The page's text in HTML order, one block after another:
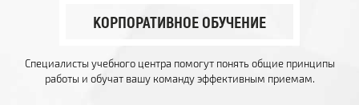
КОРПОРАТИВНОЕ ОБУЧЕНИЕ
Специалисты учебного центра помогут понять общие принципы
работы и обучат вашу команду эффективным приемам.